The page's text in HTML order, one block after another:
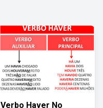
Verbo Haver No